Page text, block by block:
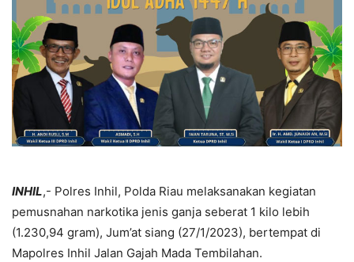
INHIL,- Polres Inhil, Polda Riau melaksanakan kegiatan
pemusnahan narkotika jenis ganja seberat 1 kilo lebih
(1.230,94 gram), Jum’at siang (27/1/2023), bertempat di
Mapolres Inhil Jalan Gajah Mada Tembilahan.